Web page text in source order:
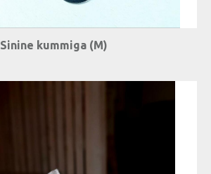
Sinine kummiga (M)